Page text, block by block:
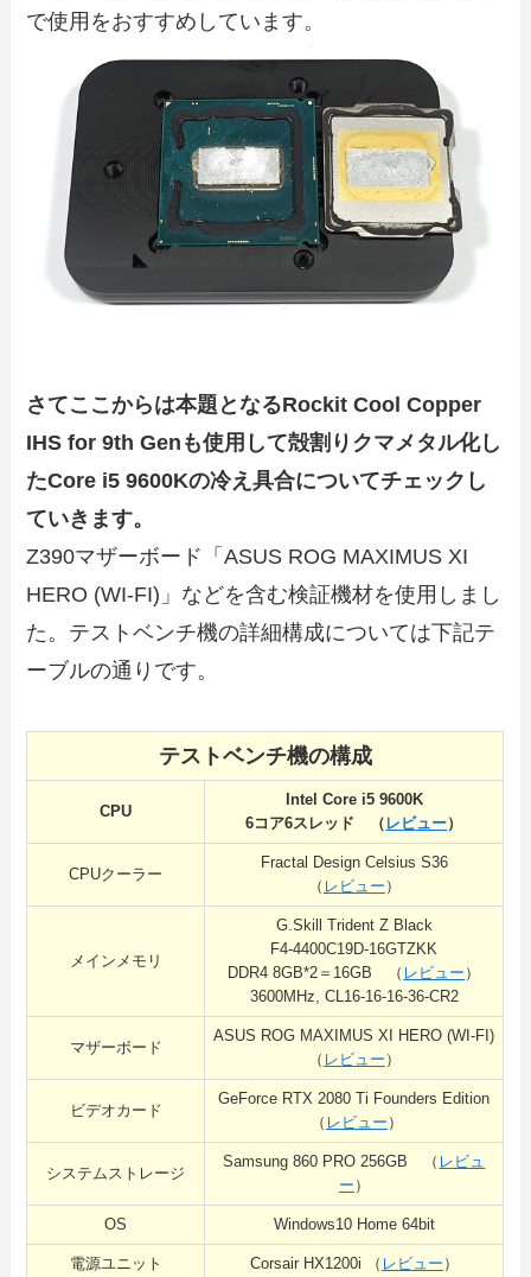
で使用をおすすめしています。
さてここからは本題となるRockit CoolCopper
IHS for 9th Gen も使用して殻割りクマメタル化し
たCore i5 9600Kの冷え具合についてチェックし
ていきます。
Z390マザーボード「ASUS ROG MAXIMUS XI
HERO (WI-FI)」などを含む検証機材を使用しまし
た。テストベンチ機の詳細構成については下記テ
ーブルの通りです。
テストベンチ機の構成
CPU
Intel Core i5 9600K
6コア6スレッド （ レビュー）
CPUクーラー
Fractal Design Celsius S36
（ レビュー ）
メインメモリ
G.Skill Trident Z Black
F4-4400C19D-16GTZKK
DDR4 8GB*2＝16GB （ レビュー ）
3600MHz, CL16-16-16-36-CR2
マザーボード
ASUS ROG MAXIMUS XI HERO (WI-FI)
（ レビュー ）
ビデオカード
GeForce RTX 2080 Ti Founders Edition
（ レビュー ）
システムストレージ
Samsung 860 PRO 256GB （ レビュ
ー ）
OS Windows10 Home 64bit
電源ユニット Corsair HX1200i （ レビュー ）